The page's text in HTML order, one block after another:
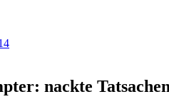
nackte